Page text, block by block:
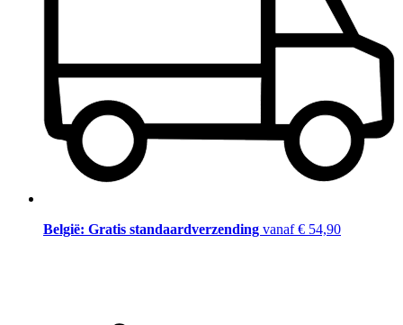
België: Gratis standaardverzending vanaf € 54,90